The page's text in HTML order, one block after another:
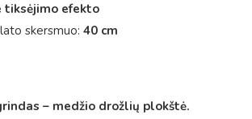
tiksėjimo efekto
skersmuo: 40 cm
– medžio drožlių plokštė.